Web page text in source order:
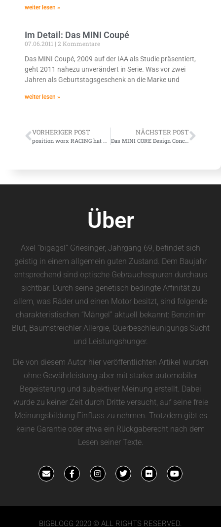
weiter lesen »
Im Detail: Das MINI Coupé
07.06.2011
2 Kommentare
Das MINI Coupé, 2009 auf der IAA als Studie präsentiert,
geht 2011 nahezu unverändert in Serie. Was vor zwei
Jahren als Geburtstagsgeschenk an die Marke und
weiter lesen »
VORHERIGER POST
position worx RACING hat Respekt und Arbeit
NÄCHSTER POST
Das MINI CORE Design Concept
Über
Axel “bigagsl” Griesinger, Jahrgang 69, befindet sich
geistig in einem allgemein guten Zustand. Dem Baujahr
entsprechend sind optische Gebrauchsspuren durchaus
sichtbar. Durch seine genetisch bedingte Affinität zu
allem, was Räder und einen Motor besitzt, sind folgende
charakteristischen “Mängel” aktuell bekannt: Benzin im
Blut, Baumstreichler Allergie, Querbeschleunigungs Sucht
und Leistungshunger.
Die von diesem Autor hier veröffentlichten Artikel wurden
ohne Gewährleistung aber mit starker automobiler
Begeisterung und subjektiver Meinung erstellt. Dabei
wurde zu keiner Zeit durch Dritte versucht, auf seine freie
Meinungsbildung Einfluss zu nehmen. Trotzdem gibt es
keine Garantie oder etwa ein Rückgaberecht nach dem
Lesen seiner Texte.
BIGBLOGG 2020 © ALL RIGHTS RESERVED.